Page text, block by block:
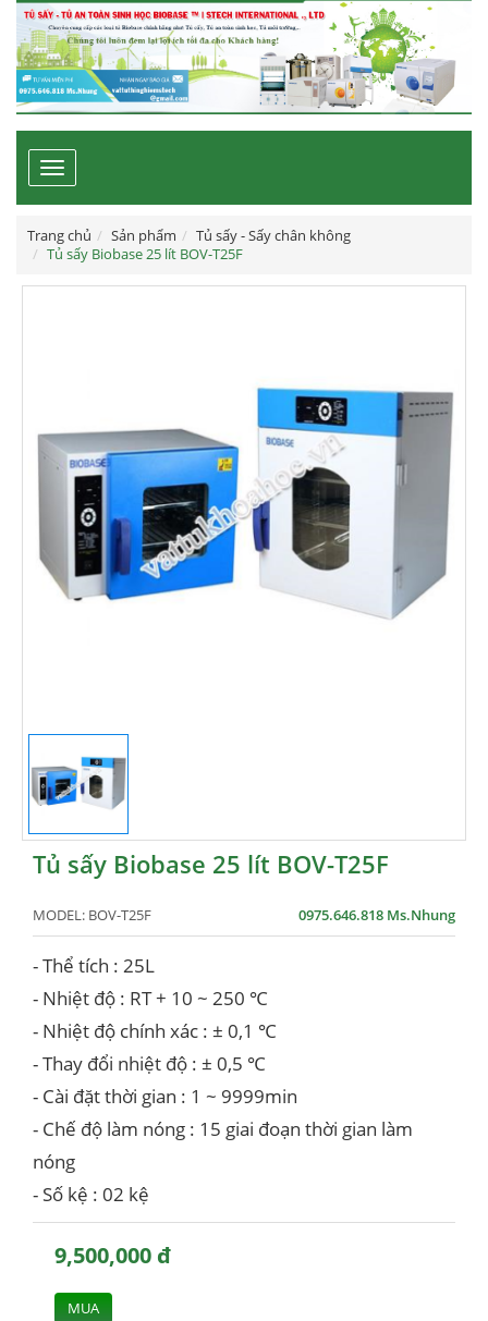
Toggle
navigation
Trang chủ Sản phẩm
Tủ sấy - Sấy chân không
Tủ sấy Biobase 25 lít BOV-T25F
Tủ sấy Biobase 25 lít BOV-T25F
MODEL: BOV-T25F 0975.646.818 Ms.Nhung
- Thể tích : 25L
- Nhiệt độ : RT + 10 ~ 250 ℃
- Nhiệt độ chính xác : ± 0,1 ℃
- Thay đổi nhiệt độ : ± 0,5 ℃
- Cài đặt thời gian : 1 ~ 9999min
- Chế độ làm nóng : 15 giai đoạn thời gian làm
nóng
- Số kệ : 02 kệ
9,500,000 đ
MUA